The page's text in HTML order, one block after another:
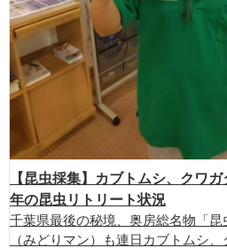
【昆虫採集】カブトムシ、クワ
年の昆虫リトリート状況
千葉県最後の秘境、奥房総名物「
（みどりマン）も連日カブトムシ